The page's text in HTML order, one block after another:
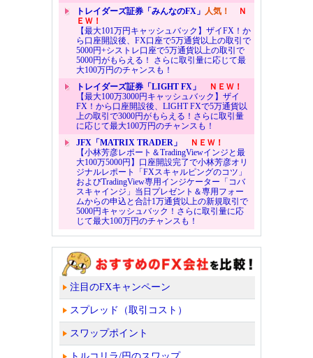
トレイダーズ証券「みんなのFX」 人気！
Ｎ
ＥＷ！
【最大101万円キャッシュバック】ザイFX！か
ら口座開設後、FX口座で5万通貨以上の取引で
5000円+シストレ口座で5万通貨以上の取引で
5000円がもらえる！ さらに取引量に応じて最
大100万円のチャンスも！
トレイダーズ証券「LIGHT FX」
ＮＥＷ！
【最大100万3000円キャッシュバック】ザイ
FX！から口座開設後、LIGHT FXで5万通貨以
上の取引で3000円がもらえる！さらに取引量
に応じて最大100万円のチャンスも！
JFX「MATRIX TRADER」
ＮＥＷ！
【小林芳彦レポート＆TradingViewインジと最
大100万5000円】口座開設完了で小林芳彦オリ
ジナルレポート「FXスキャルピングのコツ」
およびTradingView専用インジケーター「コバ
スキャインジ」当日プレゼント＆専用フォー
ムからの申込と合計1万通貨以上の新規取引で
5000円キャッシュバック！さらに取引量に応
じて最大100万円のチャンスも！
注目のFXキャンペーン
スプレッド（取引コスト）
スワップポイント